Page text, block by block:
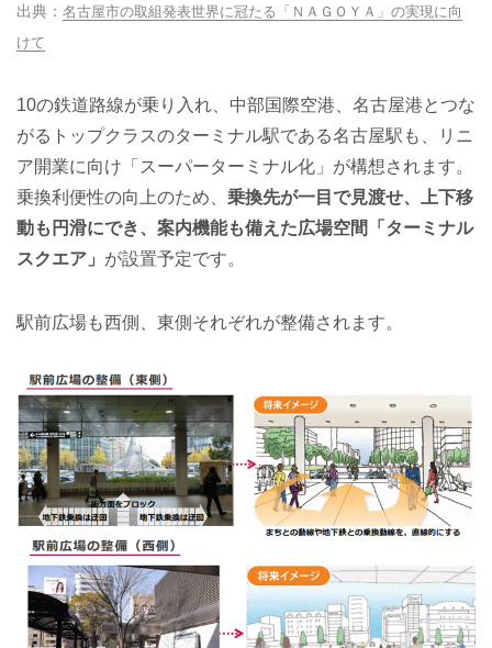
名古屋市の取組発表世界に冠たる「ＮＡＧＯＹＡ」の実現に向
けて
10の鉄道路線が乗り入れ、中部国際空港、名古屋港とつな
がるトップクラスのターミナル駅である名古屋駅も、リニ
ア開業に向け「スーパーターミナル化」が構想されます。
乗換利便性の向上のため、 乗換先が一目で見渡せ、上下移
動も円滑にでき、案内機能も備えた広場空間「ターミナル
スクエア」 が設置予定です。
駅前広場も西側、東側それぞれが整備されます。